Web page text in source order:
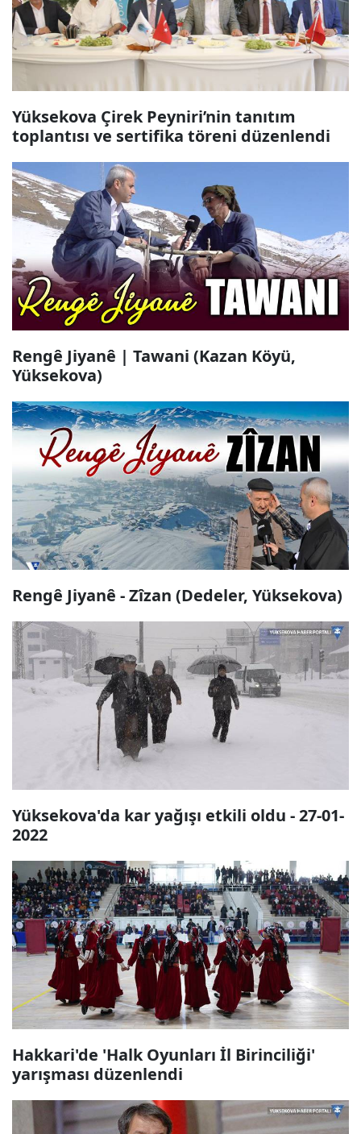
Yüksekova Çirek Peyniri’nin tanıtım
toplantısı ve sertifika töreni düzenlendi
Rengê Jiyanê | Tawani (Kazan Köyü,
Yüksekova)
Rengê Jiyanê - Zîzan (Dedeler, Yüksekova)
Yüksekova'da kar yağışı etkili oldu - 27-01-
2022
Hakkari'de 'Halk Oyunları İl Birinciliği'
yarışması düzenlendi